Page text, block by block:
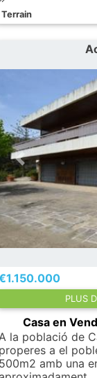
Terrain
PLUS
Casa en
la població de
a el
amb una